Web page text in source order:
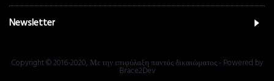
Newsletter
Copyright © 2016-2020, Με την επιφύλαξη παντός δικαιώματος - Powered by
Brace2Dev